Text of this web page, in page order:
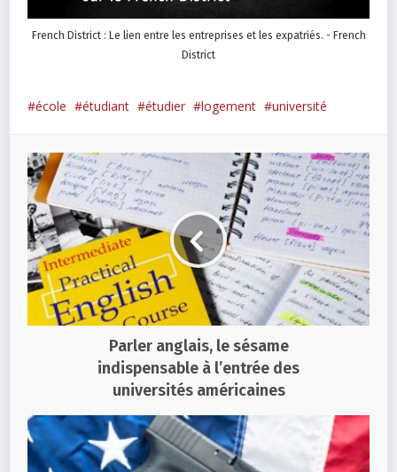
French District : Le lien entre les entreprises et les expatriés. - French
District
école étudiant étudier logement université
Parler anglais, le sésame
indispensable à l’entrée des
universités américaines